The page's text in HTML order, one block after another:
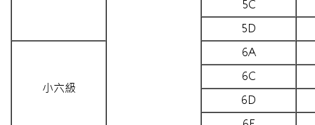
5C
5D
小六級
6A
6C
6D